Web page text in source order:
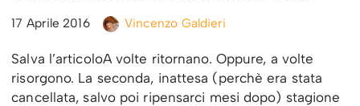
17 Aprile 2016 Vincenzo Galdieri
Salva l’articoloA volte ritornano. Oppure, a volte
risorgono. La seconda, inattesa (perchè era stata
cancellata, salvo poi ripensarci mesi dopo) stagione